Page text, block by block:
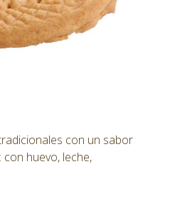
con un sabor
con huevo, leche,